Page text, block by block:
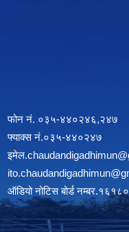
फोन नं. ०३५-४४०२४६,२४७
फ्याक्स नं.०३५-४४०२४७
इमेल
ऑडियो नोटिस बोर्ड